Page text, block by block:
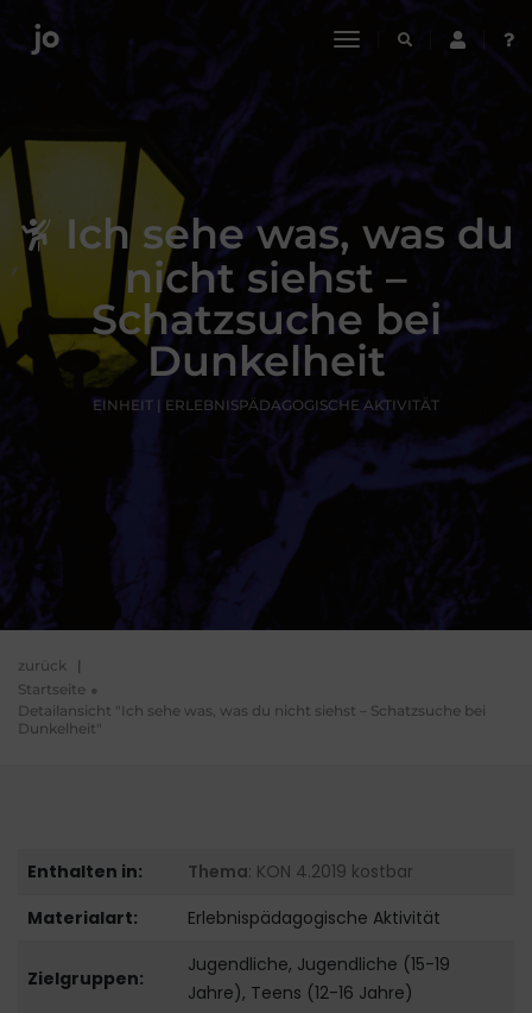
toggle
Ich sehe was, was du
nicht siehst –
Schatzsuche bei
Dunkelheit
EINHEIT | ERLEBNISPÄDAGOGISCHE AKTIVITÄT
zurück |
Startseite
Detailansicht "Ich sehe was, was du nicht siehst – Schatzsuche bei
Dunkelheit"
Enthalten in: Thema: KON 4.2019 kostbar
Materialart:
Erlebnispädagogische Aktivität
Zielgruppen:
Jugendliche, Jugendliche (15-19
Jahre), Teens (12-16 Jahre)